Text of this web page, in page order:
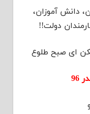
ﺩﺍﻧﺶ ﺁﻣﻮﺯﺍﻥ،
ﺩﻭﻟﺖ!!
ﺍﯼ ﺻﺒﺢ ﻃﻠﻮع
96